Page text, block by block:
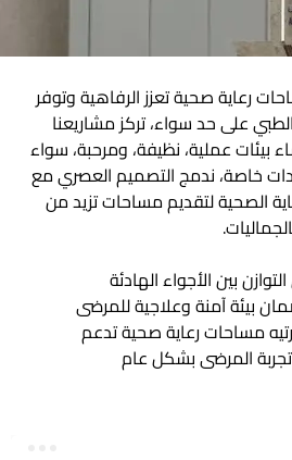
رعاية صحية تعزز الرفاهية وتوفر
على حد سواء، تركز مشاريعنا
بيئات عملية، نظيفة، ومرحبة، سواء
خاصة، ندمج التصميم العصري مع
الصحية لتقديم مساحات تزيد من
بين الأجواء الهادئة
بيئة آمنة وعلاجية للمرضى
مساحات رعاية صحية تدعم
المرضى بشكل عام